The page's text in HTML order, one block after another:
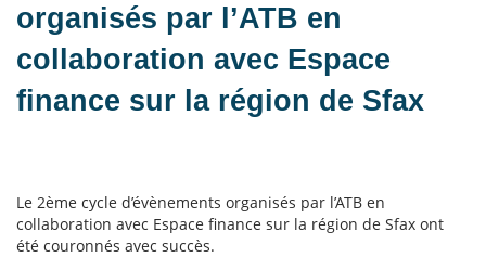
organisés par l’ATB en
collaboration avec Espace
finance sur la région de Sfax
Le 2ème cycle d’évènements organisés par l’ATB en
collaboration avec Espace finance sur la région de Sfax ont
été couronnés avec succès.